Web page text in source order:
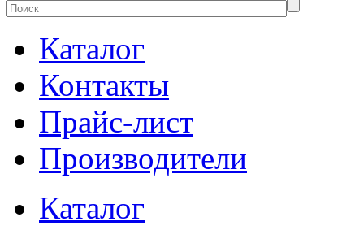
Каталог
Контакты
Прайс-лист
Производители
Каталог